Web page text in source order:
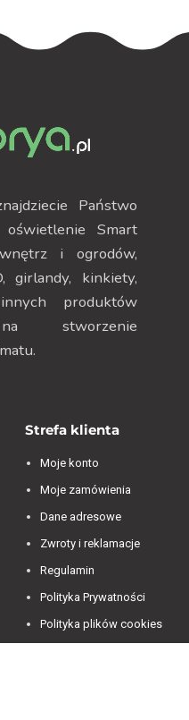
Państwo
Smart
i ogrodów,
girlandy, kinkiety,
produktów
stworzenie
Strefa klienta
Moje konto
Moje zamówienia
Dane adresowe
Zwroty i reklamacje
Regulamin
Polityka Prywatności
Polityka plików cookies